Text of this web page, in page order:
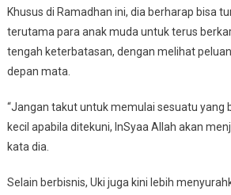
Khusus di Ramadhan ini, dia berharap bisa
terutama para anak muda untuk terus
tengah keterbatasan, dengan melihat
depan mata.
“Jangan takut untuk memulai sesuatu yang
kecil apabila ditekuni, InSyaa Allah akan
kata dia.
Selain berbisnis, Uki juga kini lebih